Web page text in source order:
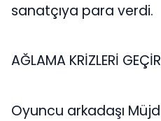
sanatçıya para verdi.
AĞLAMA KRİZLERİ
Oyuncu arkadaşı